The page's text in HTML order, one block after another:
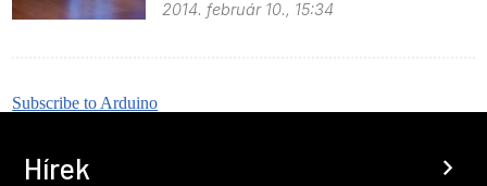
2014. február 10., 15:34
Subscribe to Arduino
Hírek chevron_right